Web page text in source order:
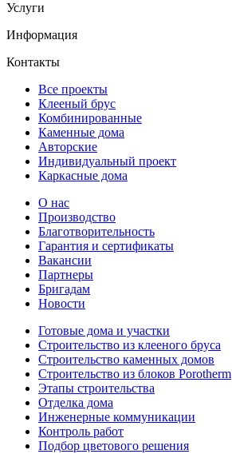
Услуги
Информация
Контакты
Все проекты
Клееный брус
Комбинированные
Каменные дома
Авторские
Индивидуальный проект
Каркасные дома
О нас
Производство
Благотворительность
Гарантия и сертификаты
Вакансии
Партнеры
Бригадам
Новости
Готовые дома и участки
Строительство из клееного бруса
Строительство каменных домов
Строительство из блоков Porotherm
Этапы строительства
Отделка дома
Инженерные коммуникации
Контроль работ
Подбор цветового решения